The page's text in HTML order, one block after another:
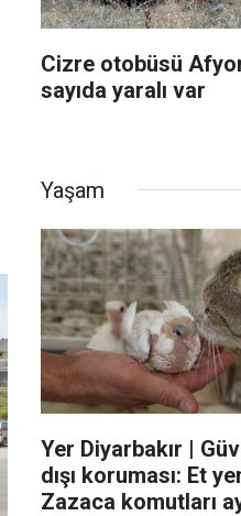
Cizre otobüsü
sayıda yaralı var
Yaşam
Yer Diyarbakır |
dışı koruması: Et
Zazaca komutları